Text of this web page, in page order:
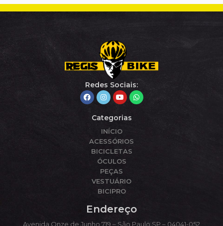
Redes Sociais:
Categorias
INÍCIO
ACESSÓRIOS
BICICLETAS
ÓCULOS
PEÇAS
VESTUÁRIO
BICIPRO
Endereço
Avenida Onze de Junho,719 – São Paulo SP – 04041-052